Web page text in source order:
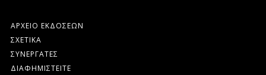
ΑΡΧΕΙΟ ΕΚΔΟΣΕΩΝ
ΣΧΕΤΙΚΑ
ΣΥΝΕΡΓΑΤΕΣ
ΔΙΑΦΗΜΙΣΤΕΙΤΕ